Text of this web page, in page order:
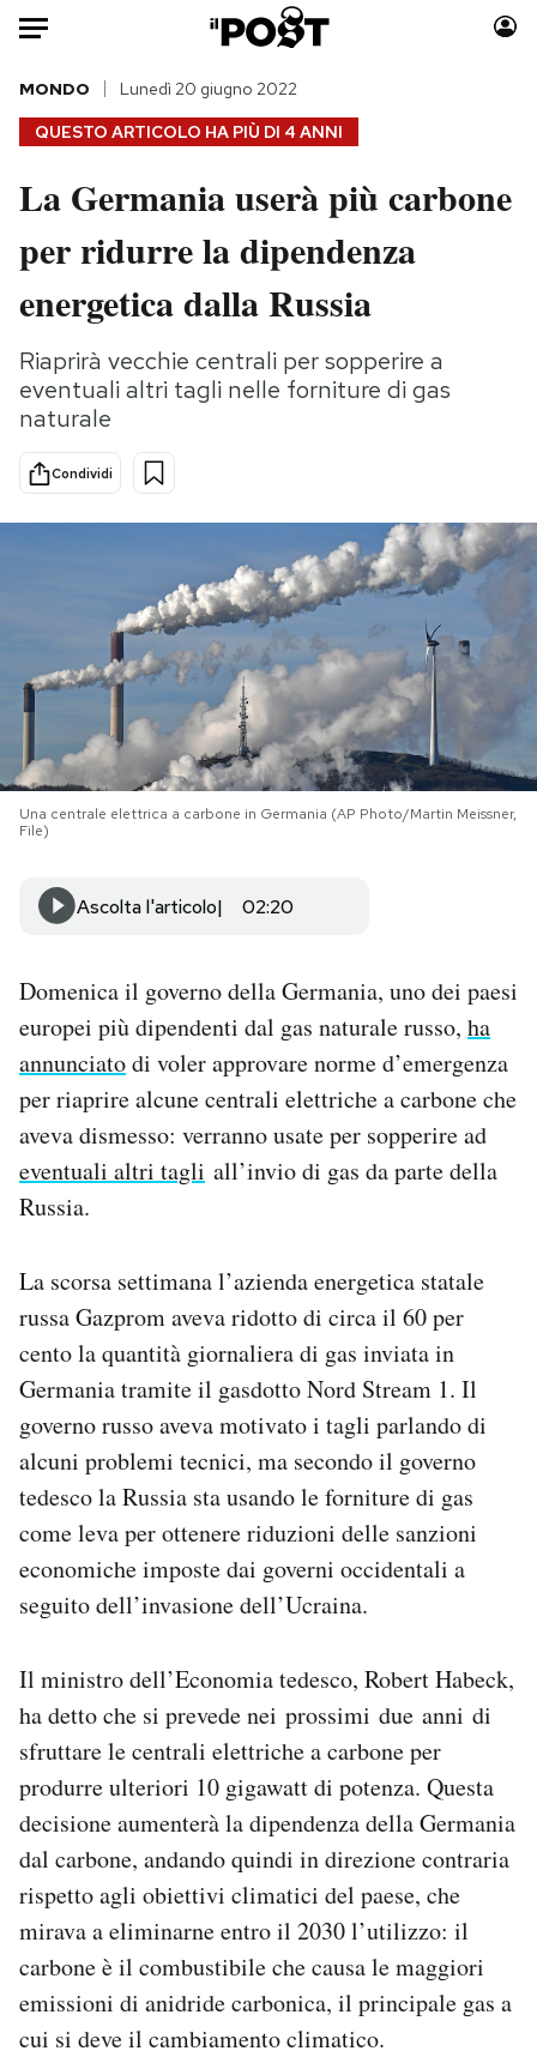
Auto
HOME
Italia
Politica
Tecnologia
Scienza
Cultura
Sport
Moda
Consumismi
Storie/Idee
Media
NEWSLETTER
I MIEI PREFERITI
SHOP
CALENDARIO
AREA PERSONALE
Area Personale
Newsletter
Notifiche mobile
Regala il Post
Esci
QUESTO ARTICOLO HA PIÙ DI 4 ANNI
MONDO Lunedì 20 giugno 2022
La Germania userà più carbone
per ridurre la dipendenza
energetica dalla Russia
Riaprirà vecchie centrali per sopperire a
eventuali altri tagli nelle forniture di gas
naturale
Condividi
Una centrale elettrica a carbone in Germania (AP Photo/Martin Meissner,
File)
Ascolta l'articolo 02:20
Domenica il governo della Germania, uno dei paesi
europei più dipendenti dal gas naturale russo, ha
annunciatodi voler approvare norme d’emergenza
per riaprire alcune centrali elettriche a carbone che
aveva dismesso: verranno usate per sopperire ad
eventuali altri tagli all’invio di gas da parte della
Russia.
La scorsa settimana l’azienda energetica statale
russa Gazprom aveva ridotto di circa il 60 per
cento la quantità giornaliera di gas inviata in
Germania tramite il gasdotto Nord Stream 1. Il
governo russo aveva motivato i tagli parlando di
alcuni problemi tecnici, ma secondo il governo
tedesco la Russia sta usando le forniture di gas
come leva per ottenere riduzioni delle sanzioni
economiche imposte dai governi occidentali a
seguito dell’invasione dell’Ucraina.
Il ministro dell’Economia tedesco, Robert Habeck,
ha detto che si prevede nei prossimi due anni di
sfruttare le centrali elettriche a carbone per
produrre ulteriori 10 gigawatt di potenza. Questa
decisione aumenterà la dipendenza della Germania
dal carbone, andando quindi in direzione contraria
rispetto agli obiettivi climatici del paese, che
mirava a eliminarne entro il 2030 l’utilizzo: il
carbone è il combustibile che causa le maggiori
emissioni di anidride carbonica, il principale gas a
cui si deve il cambiamento climatico.